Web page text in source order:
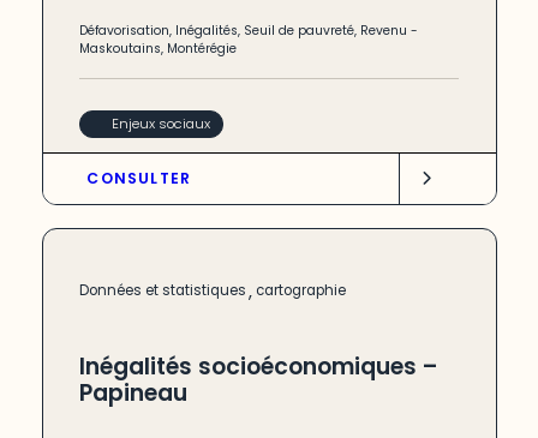
Défavorisation, Inégalités, Seuil de pauvreté, Revenu -
Maskoutains, Montérégie
Enjeux sociaux
CONSULTER
Données et statistiques, cartographie
Inégalités socioéconomiques –
Papineau